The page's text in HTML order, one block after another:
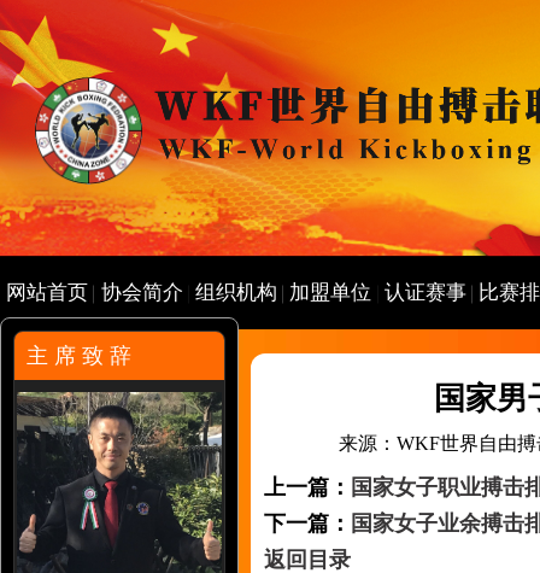
网站首页 协会简介 组织机构 加盟单位 认证赛事 比赛
主 席 致 辞
国家
来源：WKF世界自由搏
上一篇： 国家女子职业搏击
下一篇： 国家女子业余搏击
返回目录